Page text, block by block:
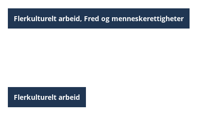
Flerkulturelt arbeid, Fred og menneskerettigheter
Flerkulturelt arbeid